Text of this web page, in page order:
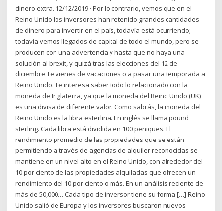
dinero extra. 12/12/2019 · Por lo contrario, vemos que en el
Reino Unido los inversores han retenido grandes cantidades
de dinero para invertir en el país, todavía está ocurriendo;
todavía vemos llegados de capital de todo el mundo, pero se
producen con una advertencia y hasta que no haya una
solución al brexit, y quizá tras las elecciones del 12 de
diciembre Te vienes de vacaciones o a pasar una temporada a
Reino Unido. Te interesa saber todo lo relacionado con la
moneda de Inglaterra, ya que la moneda del Reino Unido (UK)
es una divisa de diferente valor. Como sabrás, la moneda del
Reino Unido es la libra esterlina. En inglés se llama pound
sterling. Cada libra está dividida en 100 peniques. El
rendimiento promedio de las propiedades que se están
permitiendo a través de agencias de alquiler reconocidas se
mantiene en un nivel alto en el Reino Unido, con alrededor del
10 por ciento de las propiedades alquiladas que ofrecen un
rendimiento del 10 por ciento o más. En un análisis reciente de
más de 50,000… Cada tipo de inversor tiene su forma […] Reino
Unido salió de Europa y los inversores buscaron nuevos